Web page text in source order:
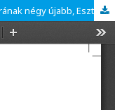
Pázmány Péter pozsonyi magánkönyvtárának négy újabb, Esztergomban fellelt kötete